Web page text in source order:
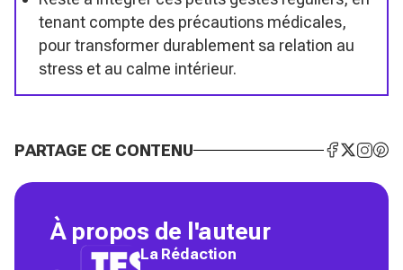
tenant compte des précautions médicales,
pour transformer durablement sa relation au
stress et au calme intérieur.
PARTAGE CE CONTENU
À propos de l'auteur
La Rédaction